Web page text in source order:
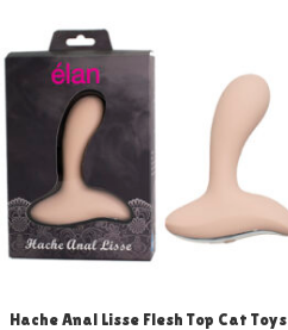
Hache Anal Lisse Flesh Top Cat Toys